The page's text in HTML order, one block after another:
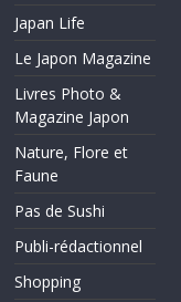
Japan Life
Le Japon Magazine
Livres Photo &
Magazine Japon
Nature, Flore et
Faune
Pas de Sushi
Publi-rédactionnel
Shopping